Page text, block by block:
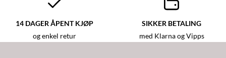
14 DAGER ÅPENT KJØP
og enkel retur
SIKKER BETALING
med Klarna og Vipps